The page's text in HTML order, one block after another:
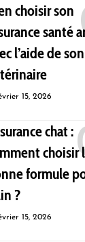
choisir son
santé
l’aide de son
15, 2026
chat :
choisir
formule
?
15, 2026